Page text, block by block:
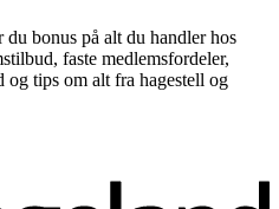
bonus på alt du handler hos
faste medlemsfordeler,
og tips om alt fra hagestell og